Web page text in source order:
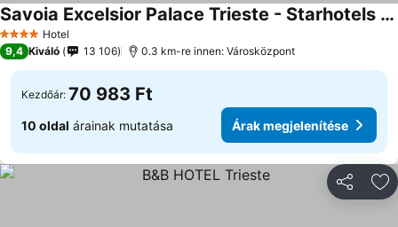
4 KategóriaHotel
Savoia Excelsior Palace Trieste - Starhotels Collezione
Árak megjelenítése
9,4 Kiváló 13 106 0.3 km-re innen: Városközpont
Kezdőár: 70 983 Ft
10 oldal árainak mutatása Árak megjelenítése